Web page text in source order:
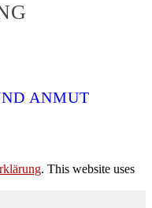
ANMUT
. This website uses